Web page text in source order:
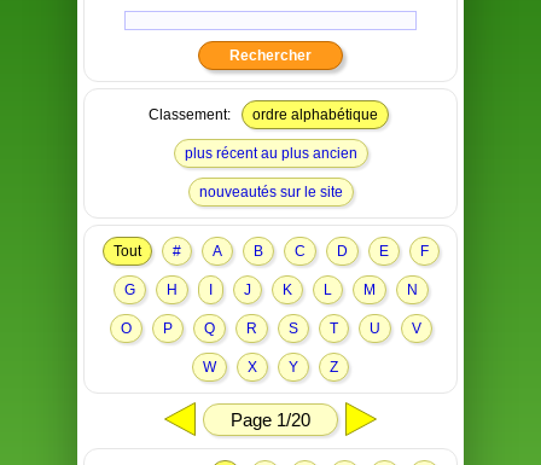
Classement: ordre alphabétique
plus récent au plus ancien
nouveautés sur le site
Tout # A B C D E F
G H J K L M N
O P Q R S T U V
W X Y Z
Page 1/20